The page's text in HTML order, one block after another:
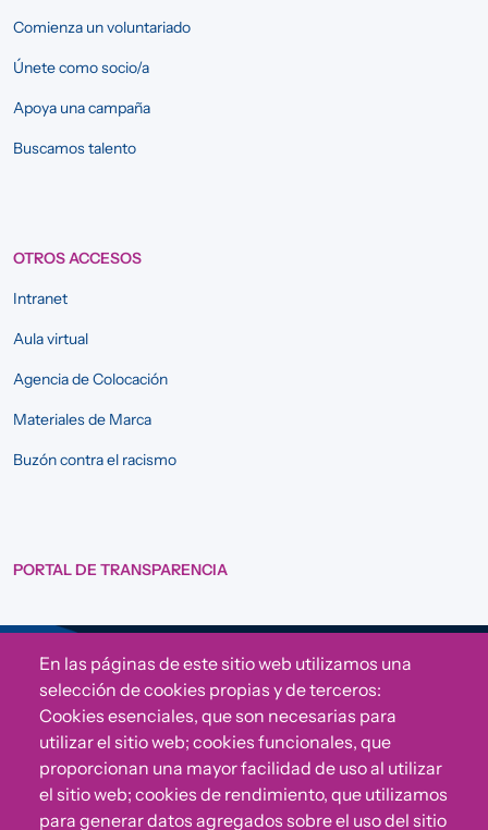
Comienza un voluntariado
Únete como socio/a
Apoya una campaña
Buscamos talento
OTROS ACCESOS
Intranet
Aula virtual
Agencia de Colocación
Materiales de Marca
Buzón contra el racismo
PORTAL DE TRANSPARENCIA
Sigue a Comunidad CONVIVE
En las páginas de este sitio web utilizamos una
selección de cookies propias y de terceros:
Cookies esenciales, que son necesarias para
utilizar el sitio web; cookies funcionales, que
proporcionan una mayor facilidad de uso al utilizar
el sitio web; cookies de rendimiento, que utilizamos
para generar datos agregados sobre el uso del sitio